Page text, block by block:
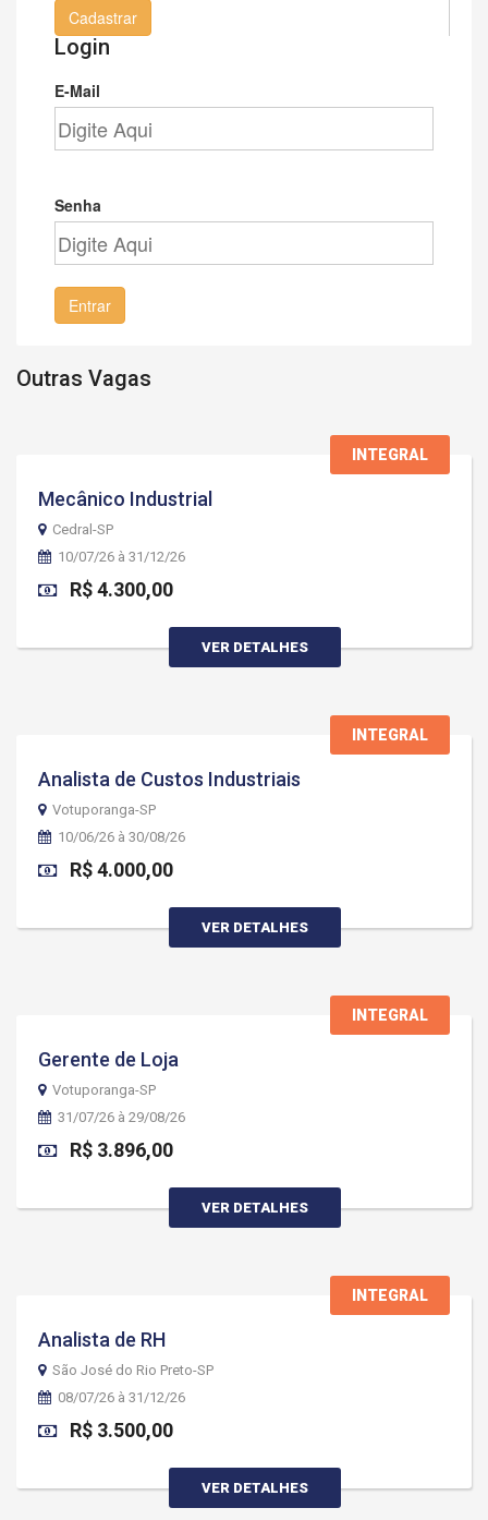
Cadastrar
Login
E-Mail
Senha
Entrar
Outras Vagas
INTEGRAL
Mecânico Industrial
Cedral-SP
10/07/26 à 31/12/26
R$ 4.300,00
VER DETALHES
INTEGRAL
Analista de Custos Industriais
Votuporanga-SP
10/06/26 à 30/08/26
R$ 4.000,00
VER DETALHES
INTEGRAL
Gerente de Loja
Votuporanga-SP
31/07/26 à 29/08/26
R$ 3.896,00
VER DETALHES
INTEGRAL
Analista de RH
São José do Rio Preto-SP
08/07/26 à 31/12/26
R$ 3.500,00
VER DETALHES